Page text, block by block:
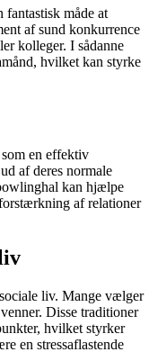
måde at
af sund konkurrence
kolleger. I sådanne
hvilket kan styrke
en effektiv
af deres normale
kan hjælpe
af relationer
liv. Mange vælger
Disse traditioner
hvilket styrker
en stressaflastende